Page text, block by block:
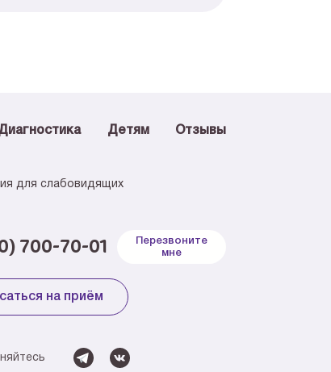
Детям Отзывы
для слабовидящих
700-70-01
Перезвоните
мне
на приём